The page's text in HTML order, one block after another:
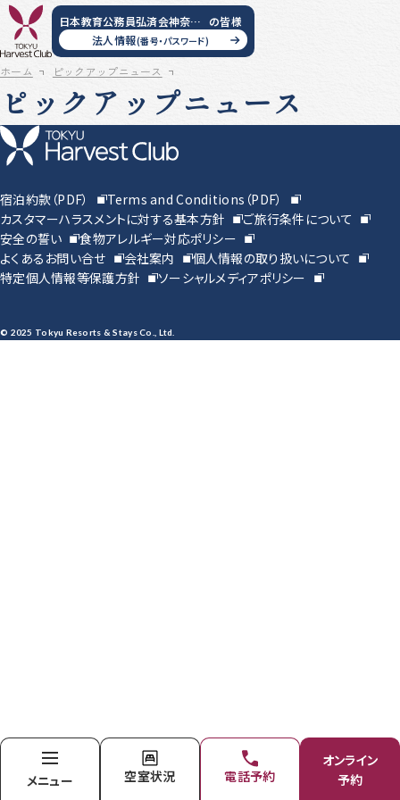
このページの本文へ移動
日本教育公務員弘済会神奈川支部 の皆様
法人情報(番号・パスワード)
メニュー 空室状況 電話予約
オンライン
予約
ホーム ピックアップニュース
ピックアップニュース
宿泊約款（PDF）
Terms and Conditions（PDF）
カスタマーハラスメントに対する基本方針
ご旅行条件について
安全の誓い
食物アレルギー対応ポリシー
よくあるお問い合せ
会社案内
個人情報の取り扱いについて
特定個人情報等保護方針
ソーシャルメディアポリシー
© 2025 Tokyu Resorts & Stays Co., Ltd.